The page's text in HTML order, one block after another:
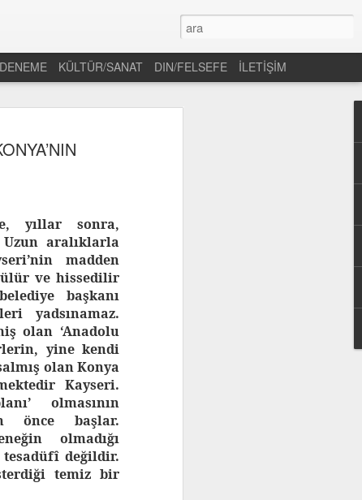
yıllar sonra,
Uzun aralıklarla
madden
ve hissedilir
başkanı
yadsınamaz.
olan ‘Anadolu
yine kendi
olan Konya
Kayseri.
olmasının
önce başlar.
olmadığı
değildir.
temiz bir
DENEME KÜLTÜR/SANAT DIN/FELSEFE İLETİŞİM